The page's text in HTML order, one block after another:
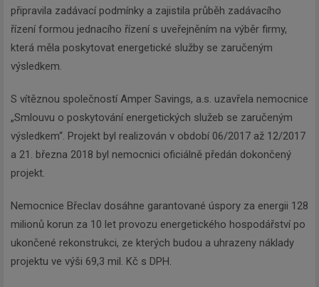
připravila zadávací podmínky a zajistila průběh zadávacího
řízení formou jednacího řízení s uveřejněním na výběr firmy,
která měla poskytovat energetické služby se zaručeným
výsledkem.
S vítěznou společností Amper Savings, a.s. uzavřela nemocnice
„Smlouvu o poskytování energetických služeb se zaručeným
výsledkem“. Projekt byl realizován v období 06/2017 až 12/2017
a 21. března 2018 byl nemocnici oficiálně předán dokončený
projekt.
Nemocnice Břeclav dosáhne garantované úspory za energii 128
milionů korun za 10 let provozu energetického hospodářství po
ukončené rekonstrukci, ze kterých budou a uhrazeny náklady
projektu ve výši 69,3 mil. Kč s DPH.